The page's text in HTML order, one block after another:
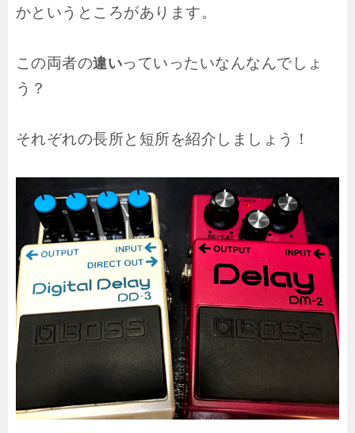
かというところがあります。
この両者の違いっていったいなんなんでしょ
う？
それぞれの長所と短所を紹介しましょう！